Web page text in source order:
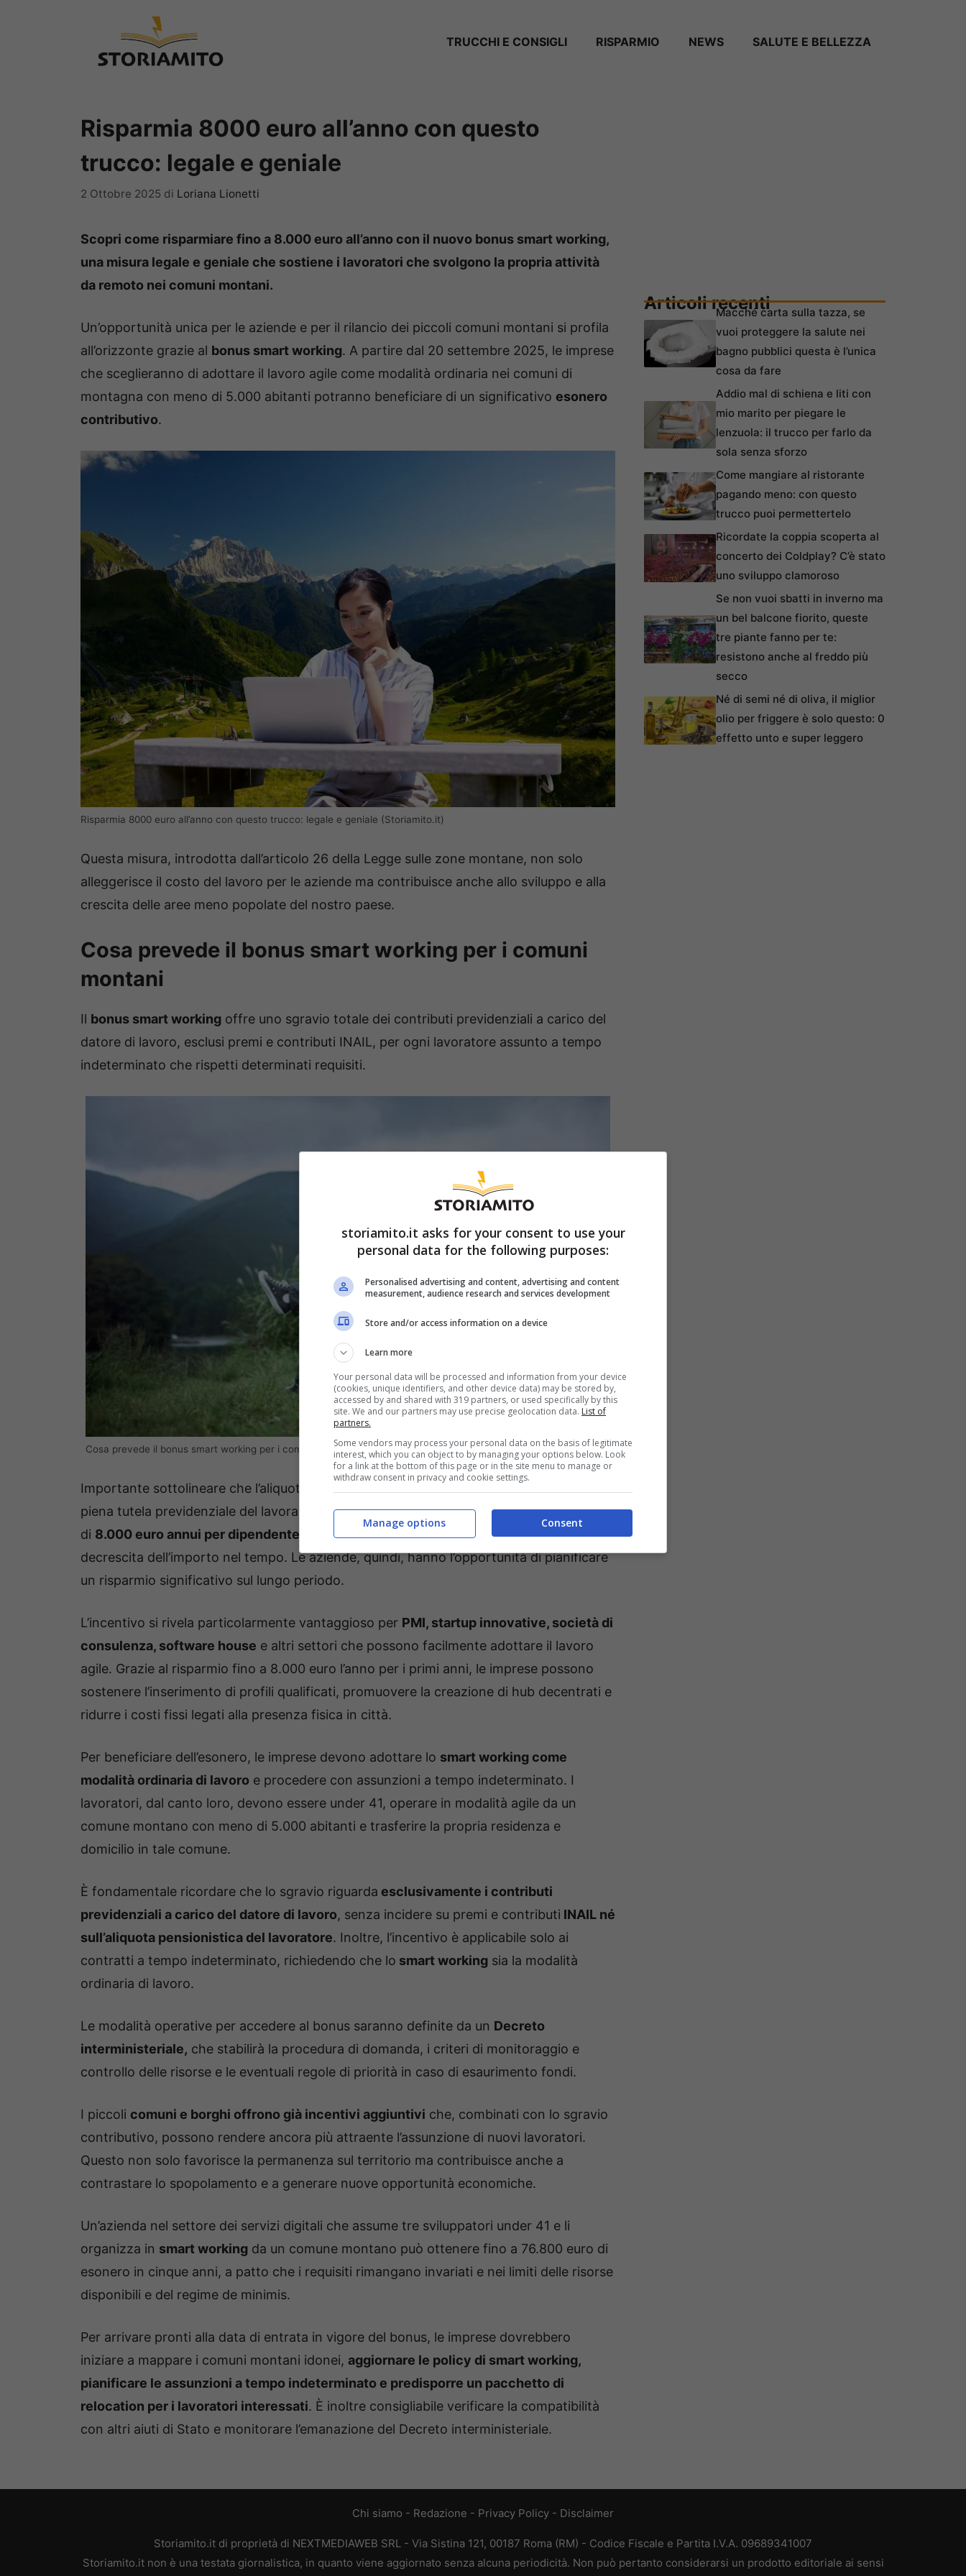
TRUCCHI E CONSIGLI RISPARMIO NEWS SALUTE E BELLEZZA
Risparmia 8000 euro all’anno con questo
trucco: legale e geniale
2 Ottobre 2025 di Loriana Lionetti
Scopri come risparmiare fino a 8.000 euro all’anno con il nuovo bonus smart working,
una misura legale e geniale che sostiene i lavoratori che svolgono la propria attività
da remoto nei comuni montani.
Un’opportunità unica per le aziende e per il rilancio dei piccoli comuni montani si profila
all’orizzonte grazie al bonus smart working. A partire dal 20 settembre 2025, le imprese
che sceglieranno di adottare il lavoro agile come modalità ordinaria nei comuni di
montagna con meno di 5.000 abitanti potranno beneficiare di un significativo esonero
contributivo.
Risparmia 8000 euro all’anno con questo trucco: legale e geniale (Storiamito.it)
Questa misura, introdotta dall’articolo 26 della Legge sulle zone montane, non solo
alleggerisce il costo del lavoro per le aziende ma contribuisce anche allo sviluppo e alla
crescita delle aree meno popolate del nostro paese.
Cosa prevede il bonus smart working per i comuni
montani
Il bonus smart working offre uno sgravio totale dei contributi previdenziali a carico del
datore di lavoro, esclusi premi e contributi INAIL, per ogni lavoratore assunto a tempo
indeterminato che rispetti determinati requisiti.
Cosa prevede il bonus smart working per i comuni montani (Storiamito.it)
Importante sottolineare che l’aliquota pensionistica rimane invariata, garantendo così la
piena tutela previdenziale del lavoratore. Tra i benefici più rilevanti, spicca un massimale
di 8.000 euro annui per dipendente , con una durata massima di 5 anni e un regime di
decrescita dell’importo nel tempo. Le aziende, quindi, hanno l’opportunità di pianificare
un risparmio significativo sul lungo periodo.
L’incentivo si rivela particolarmente vantaggioso per PMI, startup innovative, società di
consulenza, software house e altri settori che possono facilmente adottare il lavoro
agile. Grazie al risparmio fino a 8.000 euro l’anno per i primi anni, le imprese possono
sostenere l’inserimento di profili qualificati, promuovere la creazione di hub decentrati e
ridurre i costi fissi legati alla presenza fisica in città.
Per beneficiare dell’esonero, le imprese devono adottare lo smart working come
modalità ordinaria di lavoro e procedere con assunzioni a tempo indeterminato. I
lavoratori, dal canto loro, devono essere under 41, operare in modalità agile da un
comune montano con meno di 5.000 abitanti e trasferire la propria residenza e
domicilio in tale comune.
È fondamentale ricordare che lo sgravio riguarda esclusivamente i contributi
previdenziali a carico del datore di lavoro, senza incidere su premi e contributi INAIL né
sull’aliquota pensionistica del lavoratore. Inoltre, l’incentivo è applicabile solo ai
contratti a tempo indeterminato, richiedendo che lo smart working sia la modalità
ordinaria di lavoro.
Le modalità operative per accedere al bonus saranno definite da un Decreto
interministeriale, che stabilirà la procedura di domanda, i criteri di monitoraggio e
controllo delle risorse e le eventuali regole di priorità in caso di esaurimento fondi.
I piccoli comuni e borghi offrono già incentivi aggiuntivi che, combinati con lo sgravio
contributivo, possono rendere ancora più attraente l’assunzione di nuovi lavoratori.
Questo non solo favorisce la permanenza sul territorio ma contribuisce anche a
contrastare lo spopolamento e a generare nuove opportunità economiche.
Un’azienda nel settore dei servizi digitali che assume tre sviluppatori under 41 e li
organizza in smart working da un comune montano può ottenere fino a 76.800 euro di
esonero in cinque anni, a patto che i requisiti rimangano invariati e nei limiti delle risorse
disponibili e del regime de minimis.
Per arrivare pronti alla data di entrata in vigore del bonus, le imprese dovrebbero
iniziare a mappare i comuni montani idonei, aggiornare le policy di smart working,
pianificare le assunzioni a tempo indeterminato e predisporre un pacchetto di
relocation per i lavoratori interessati. È inoltre consigliabile verificare la compatibilità
con altri aiuti di Stato e monitorare l’emanazione del Decreto interministeriale.
Articoli recentiMacché carta sulla tazza, se
vuoi proteggere la salute nei
bagno pubblici questa è l’unica
cosa da fare
Addio mal di schiena e liti con
mio marito per piegare le
lenzuola: il trucco per farlo da
sola senza sforzo
Come mangiare al ristorante
pagando meno: con questo
trucco puoi permettertelo
Ricordate la coppia scoperta al
concerto dei Coldplay? C’è stato
uno sviluppo clamoroso
Se non vuoi sbatti in inverno ma
un bel balcone fiorito, queste
tre piante fanno per te:
resistono anche al freddo più
secco
Né di semi né di oliva, il miglior
olio per friggere è solo questo: 0
effetto unto e super leggero
Chi siamo - Redazione - Privacy Policy - Disclaimer
Storiamito.it di proprietà di NEXTMEDIAWEB SRL - Via Sistina 121, 00187 Roma (RM) - Codice Fiscale e Partita I.V.A. 09689341007
Storiamito.it non è una testata giornalistica, in quanto viene aggiornato senza alcuna periodicità. Non può pertanto considerarsi un prodotto editoriale ai sensi
storiamito.it asks for your consent to use your
personal data for the following purposes:
Personalised advertising and content, advertising and content
measurement, audience research and services development
Store and/or access information on a device
Learn more
Your personal data will be processed and information from your device
(cookies, unique identifiers, and other device data) may be stored by,
accessed by and shared with 319 partners, or used specifically by this
site. We and our partners may use precise geolocation data. List of
partners.
Some vendors may process your personal data on the basis of legitimate
interest, which you can object to by managing your options below. Look
for a link at the bottom of this page or in the site menu to manage or
withdraw consent in privacy and cookie settings.
Consent
Manage options